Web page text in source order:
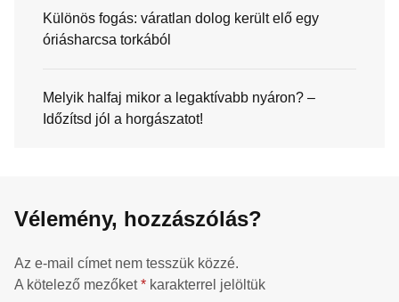
Különös fogás: váratlan dolog került elő egy
óriásharcsa torkából
Melyik halfaj mikor a legaktívabb nyáron? –
Időzítsd jól a horgászatot!
Vélemény, hozzászólás?
Az e-mail címet nem tesszük közzé.
A kötelező mezőket* karakterrel jelöltük